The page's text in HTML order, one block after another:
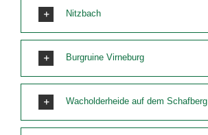
Nitzbach
Burgruine Virneburg
Wacholderheide auf dem Schafberg